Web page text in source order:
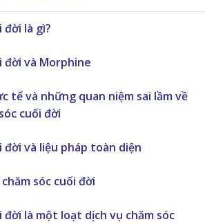
đời là gì?
đời và Morphine
tế và những quan niệm sai lầm về
cuối đời
đời và liệu pháp toàn diện
sóc cuối đời
đời là một loạt dịch vụ chăm sóc